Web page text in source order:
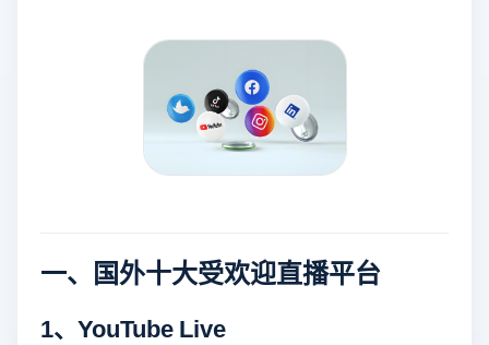
一、国外十大受欢迎直播平台
1、YouTube Live